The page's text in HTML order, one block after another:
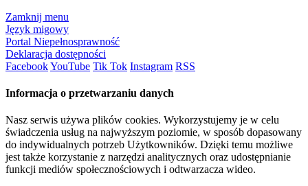
Zamknij menu
Język migowy
Portal Niepełnosprawność
Deklaracja dostępności
FacebookYouTube Tik Tok Instagram RSS
Informacja o przetwarzaniu danych
Nasz serwis używa plików cookies. Wykorzystujemy je w celu
świadczenia usług na najwyższym poziomie, w sposób dopasowany
do indywidualnych potrzeb Użytkowników. Dzięki temu możliwe
jest także korzystanie z narzędzi analitycznych oraz udostępnianie
funkcji mediów społecznościowych i odtwarzacza wideo.